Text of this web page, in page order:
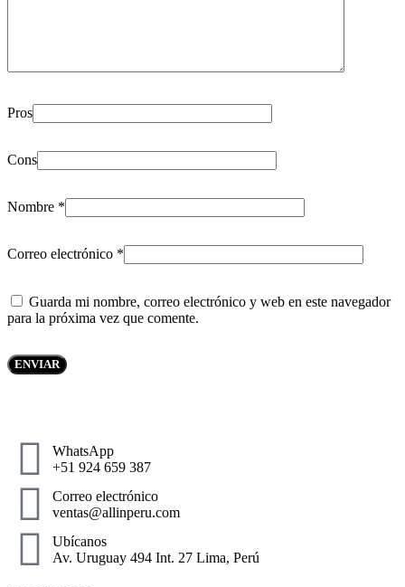
Pros
Cons
Nombre *
Correo electrónico *
Guarda mi nombre, correo electrónico y web en este navegador
para la próxima vez que comente.
WhatsApp
+51 924 659 387
Correo electrónico
ventas@allinperu.com
Ubícanos
Av. Uruguay 494 Int. 27 Lima, Perú